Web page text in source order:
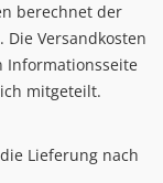
berechnet der
Versandkosten
Informationsseite
mitgeteilt.
Lieferung nach